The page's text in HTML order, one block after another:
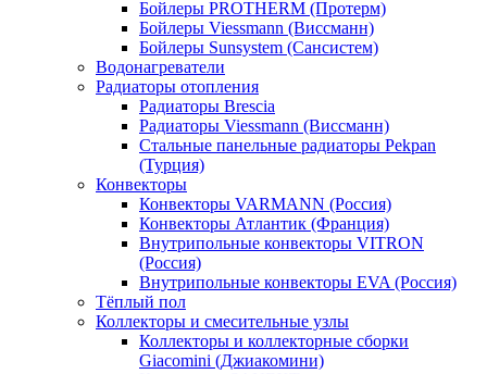
Бойлеры PROTHERM (Протерм)
Бойлеры Viessmann (Виссманн)
Бойлеры Sunsystem (Сансистем)
Водонагреватели
Радиаторы отопления
Радиаторы Brescia
Радиаторы Viessmann (Виссманн)
Стальные панельные радиаторы Pekpan
(Турция)
Конвекторы
Конвекторы VARMANN (Россия)
Конвекторы Атлантик (Франция)
Внутрипольные конвекторы VITRON
(Россия)
Внутрипольные конвекторы EVA (Россия)
Тёплый пол
Коллекторы и смесительные узлы
Коллекторы и коллекторные сборки
Giacomini (Джиакомини)